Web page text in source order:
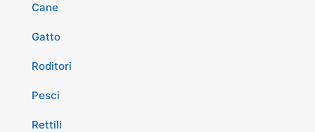
Cane
Gatto
Roditori
Pesci
Rettili